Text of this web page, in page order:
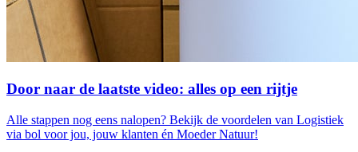
Door naar de laatste video: alles op een rijtje
Alle stappen nog eens nalopen? Bekijk de voordelen van Logistiek
via bol voor jou, jouw klanten én Moeder Natuur!